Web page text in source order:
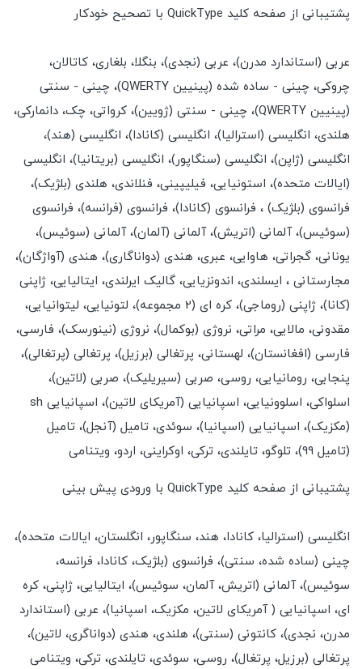
پشتیبانی از صفحه کلید QuickType با تصحیح خودکار
عربی (استاندارد مدرن)، عربی (نجدی)، بنگلا، بلغاری، کاتالان،
چروکی، چینی - ساده شده (پینیین QWERTY)، چینی - سنتی
(پینیین QWERTY)، چینی - سنتی (ژویین)، کرواتی، چک، دانمارکی،
هلندی، انگلیسی (استرالیا)، انگلیسی (کانادا)، انگلیسی (هند)،
انگلیسی (ژاپن)، انگلیسی (سنگاپور)، انگلیسی (بریتانیا)، انگلیسی
(ایالات متحده)، استونیایی، فیلیپینی، فنلاندی، هلندی (بلژیک)،
فرانسوی (بلژیک) ، فرانسوی (کانادا)، فرانسوی (فرانسه)، فرانسوی
(سوئیس)، آلمانی (اتریش)، آلمانی (آلمان)، آلمانی (سوئیس)،
یونانی، گجراتی، هاوایی، عبری، هندی (دواناگاری)، هندی (آواژگان)،
مجارستانی ، ایسلندی، اندونزیایی، گالیک ایرلندی، ایتالیایی، ژاپنی
(کانا)، ژاپنی (روماجی)، کره ای (2 مجموعه)، لتونیایی، لیتوانیایی،
مقدونی، مالایی، مراتی، نروژی (بوکمال)، نروژی (نینورسک)، فارسی،
فارسی (افغانستان)، لهستانی، پرتغالی (برزیل)، پرتغالی (پرتغالی)،
پنجابی، رومانیایی، روسی، صربی (سیریلیک)، صربی (لاتین)،
اسلواکی، اسلوونیایی، اسپانیایی (آمریکای لاتین)، اسپانیایی sh
(مکزیک)، اسپانیایی (اسپانیا)، سوئدی، تامیل (آنجل)، تامیل
(تامیل 99)، تلوگو، تایلندی، ترکی، اوکراینی، اردو، ویتنامی
پشتیبانی از صفحه کلید QuickType با ورودی پیش بینی
انگلیسی (استرالیا، کانادا، هند، سنگاپور، انگلستان، ایالات متحده)،
چینی (ساده شده، سنتی)، فرانسوی (بلژیک، کانادا، فرانسه،
سوئیس)، آلمانی (اتریش، آلمان، سوئیس)، ایتالیایی، ژاپنی، کره
ای، اسپانیایی ( آمریکای لاتین، مکزیک، اسپانیا)، عربی (استاندارد
مدرن، نجدی)، کانتونی (سنتی)، هلندی، هندی (دواناگری، لاتین)،
پرتغالی (برزیل، پرتغال)، روسی، سوئدی، تایلندی، ترکی، ویتنامی